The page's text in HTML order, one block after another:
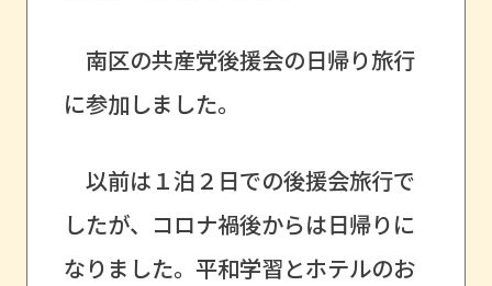
南区の共産党後援会の日帰り旅行
に参加しました。
以前は１泊２日での後援会旅行で
したが、コロナ禍後からは日帰りに
なりました。平和学習とホテルのお